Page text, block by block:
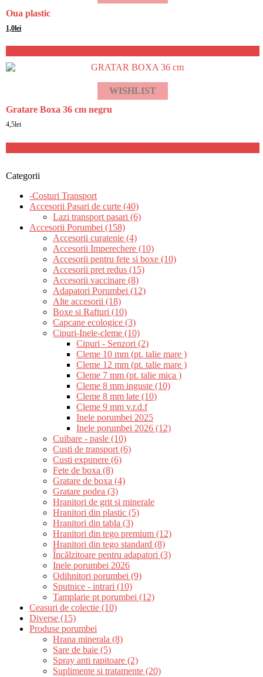
Oua plastic
Prețul
a
fost:
1,5lei.
1,0lei
este:
1,0lei.
WISHLIST
Gratare Boxa 36 cm negru
4,5lei
Categorii
-Costuri Transport
Accesorii Pasari de curte (40)
Lazi transport pasari (6)
Accesorii Porumbei (158)
Accesorii curatenie (4)
Accesorii Imperechere (10)
Accesorii pentru fete si boxe (10)
Accesorii pret redus (15)
Accesorii vaccinare (8)
Adapatori Porumbei (12)
Alte accesorii (18)
Boxe si Rafturi (10)
Capcane ecologice (3)
Cipuri-Inele-cleme (10)
Cipuri - Senzori (2)
Cleme 10 mm (pt. talie mare )
Cleme 12 mm (pt. talie mare )
Cleme 7 mm (pt. talie mica )
Cleme 8 mm inguste (10)
Cleme 8 mm late (10)
Cleme 9 mm v.r.d.f
Inele porumbei 2025
Inele porumbei 2026 (12)
Cuibare - pasle (10)
Custi de transport (6)
Custi expunere (6)
Fete de boxa (8)
Gratare de boxa (4)
Gratare podea (3)
Hranitori de grit si minerale
Hranitori din plastic (5)
Hranitori din tabla (3)
Hranitori din tego premium (12)
Hranitori din tego standard (8)
Încălzitoare pentru adapatori (3)
Inele porumbei 2026
Odihnitori porumbei (9)
Sputnice - intrari (10)
Tamplarie pt porumbei (12)
Ceasuri de colectie (10)
Diverse (15)
Produse porumbei
Hrana minerala (8)
Sare de baie (5)
Spray anti rapitoare (2)
Suplimente si tratamente (20)